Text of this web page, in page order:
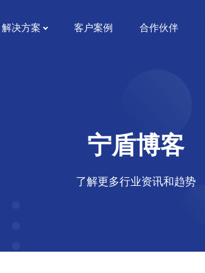
解决方案 客户案例 合作伙伴
宁盾博客
了解更多行业资讯和趋势